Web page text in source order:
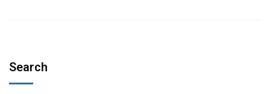
12 năm 2024 tại Hà Nội và được đăng tải tại cổng
thông tin của Chương trình https://vbw10.vn cũng như